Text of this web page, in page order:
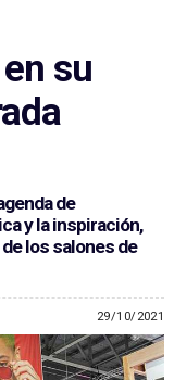
su
de
y la inspiración,
los salones de
29/10/2021